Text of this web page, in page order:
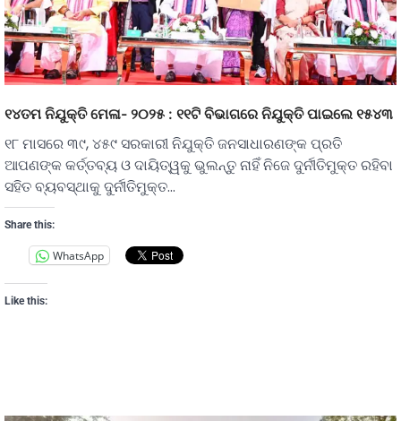
୧୪ତମ ନିଯୁକ୍ତି ମେଳା- ୨୦୨୫ : ୧୧ଟି ବିଭାଗରେ ନିଯୁକ୍ତି ପାଇଲେ ୧୫୪୩
୧୮ ମାସରେ ୩୯, ୪୫୯ ସରକାରୀ ନିଯୁକ୍ତି ଜନସାଧାରଣଙ୍କ ପ୍ରତି
ଆପଣଙ୍କ କର୍ତ୍ତବ୍ୟ ଓ ଦାୟିତ୍ୱକୁ ଭୁଲନ୍ତୁ ନାହିଁ ନିଜେ ଦୁର୍ନୀତିମୁକ୍ତ ରହିବା
ସହିତ ବ୍ୟବସ୍ଥାକୁ ଦୁର୍ନୀତିମୁକ୍ତ…
Share this:
WhatsApp
Like this: